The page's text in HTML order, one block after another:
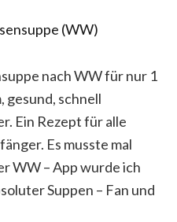
nach WW für nur 1
gesund, schnell
Ein Rezept für alle
Es musste mal
WW – App wurde ich
Suppen – Fan und